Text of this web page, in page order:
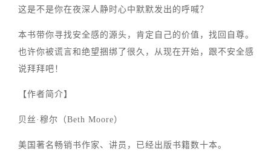
这是不是你在夜深人静时心中默默发出的呼喊？
本书带你寻找安全感的源头，肯定自己的价值，找回自尊。
也许你被谎言和绝望捆绑了很久，从现在开始，跟不安全感
说拜拜吧！
【作者简介】
贝丝·穆尔（Beth Moore）
美国著名畅销书作家、讲员，已经出版书籍数十本。